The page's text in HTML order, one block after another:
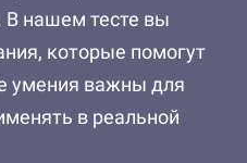
нашем тесте вы
которые помогут
умения важны для
в реальной